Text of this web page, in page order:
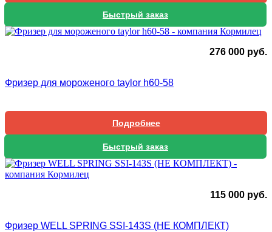
Быстрый заказ
276 000 руб.
Фризер для мороженого taylor h60-58
Подробнее
Быстрый заказ
115 000 руб.
Фризер WELL SPRING SSI-143S (НЕ КОМПЛЕКТ)